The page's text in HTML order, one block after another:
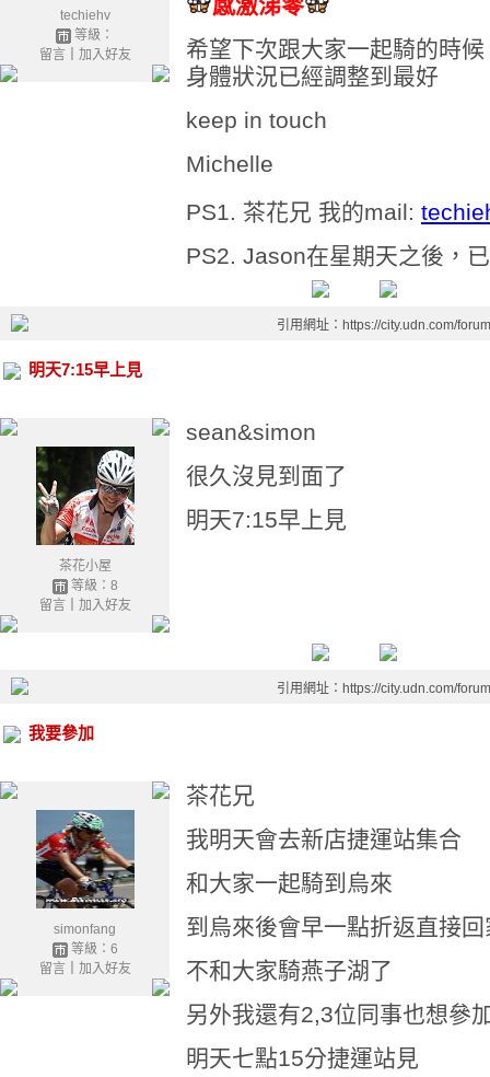
techiehv
等級：
留言｜ 加入好友
希望下次跟大家一起騎的時候
身體狀況已經調整到最好
keep in touch
Michelle
PS1. 茶花兄 我的mail:
PS2. Jason在星期天之後，
引用網址：https://city.udn.com/
明天7:15早上見
茶花小屋
等級：8
留言｜ 加入好友
sean&simon
很久沒見到面了
明天7:15早上見
引用網址：https://city.udn.com/
我要參加
simonfang
等級：6
留言｜ 加入好友
茶花兄
我明天會去新店捷運站集合
和大家一起騎到烏來
到烏來後會早一點折返直接回
不和大家騎燕子湖了
另外我還有2,3位同事也想參
明天七點15分捷運站見